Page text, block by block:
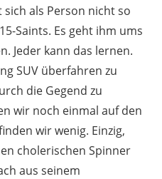
als Person nicht so
Saints. Es geht ihm ums
Jeder kann das lernen.
SUV überfahren zu
die Gegend zu
wir noch einmal auf den
wir wenig. Einzig,
cholerischen Spinner
aus seinem